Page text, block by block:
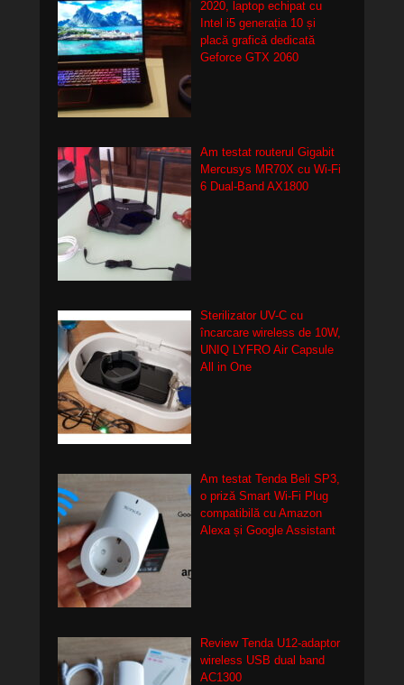
2020, laptop echipat cu
Intel i5 generația 10 și
placă grafică dedicată
Geforce GTX 2060
Am testat routerul Gigabit
Mercusys MR70X cu Wi-Fi
6 Dual-Band AX1800
Sterilizator UV-C cu
încarcare wireless de 10W,
UNIQ LYFRO Air Capsule
All in One
Am testat Tenda Beli SP3,
o priză Smart Wi-Fi Plug
compatibilă cu Amazon
Alexa și Google Assistant
Review Tenda U12-adaptor
wireless USB dual band
AC1300